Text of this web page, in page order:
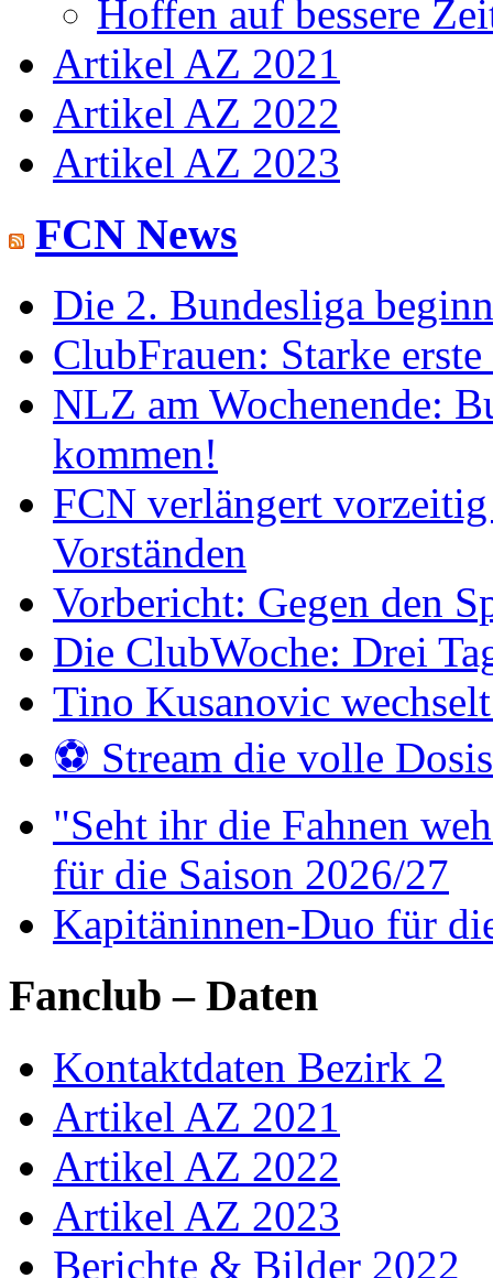
Hoffen auf bessere
Artikel AZ 2021
Artikel AZ 2022
Artikel AZ 2023
FCN News
Die 2. Bundesliga
ClubFrauen: Starke
NLZ am Wochenende:
kommen!
FCN verlängert
Vorständen
Vorbericht: Gegen den
Die ClubWoche: Drei
Tino Kusanovic
⚽️ Stream die volle
"Seht ihr die Fahnen
für die Saison 2026/27
Kapitäninnen-Duo für
Fanclub – Daten
Kontaktdaten Bezirk 2
Artikel AZ 2021
Artikel AZ 2022
Artikel AZ 2023
Berichte & Bilder 2022